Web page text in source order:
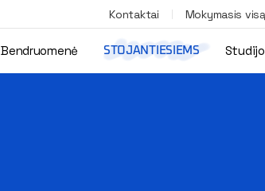
Kontaktai Mokymasis
Bendruomenė STOJANTIESIEMS